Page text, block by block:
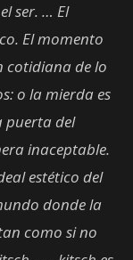
ser. … El
El momento
cotidiana de lo
o la mierda es
puerta del
inaceptable.
estético del
donde la
como si no